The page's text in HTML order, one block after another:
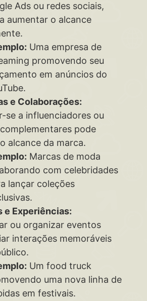
Ads ou redes sociais,
aumentar o alcance
Uma empresa de
promovendo seu
em anúncios do
e Colaborações:
se a influenciadores ou
pode
alcance da marca.
Marcas de moda
com celebridades
lançar coleções
e Experiências:
ou organizar eventos
interações memoráveis
Um food truck
uma nova linha de
em festivais.